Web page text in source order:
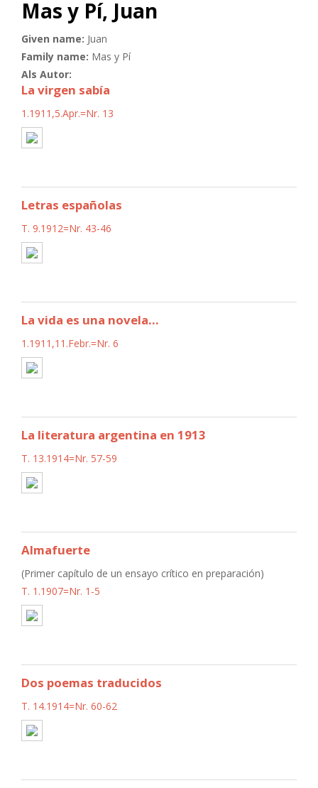
Mas y Pí, Juan
Given name: Juan
Family name: Mas y Pí
Als Autor:
La virgen sabía
1.1911,5.Apr.=Nr. 13
Letras españolas
T. 9.1912=Nr. 43-46
La vida es una novela...
1.1911,11.Febr.=Nr. 6
La literatura argentina en 1913
T. 13.1914=Nr. 57-59
Almafuerte
(Primer capítulo de un ensayo crítico en preparación)
T. 1.1907=Nr. 1-5
Dos poemas traducidos
T. 14.1914=Nr. 60-62